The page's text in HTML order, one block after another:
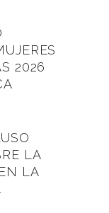
2026
LA
LA